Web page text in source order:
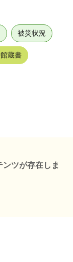
被災状況
蔵書
ツが存在しま